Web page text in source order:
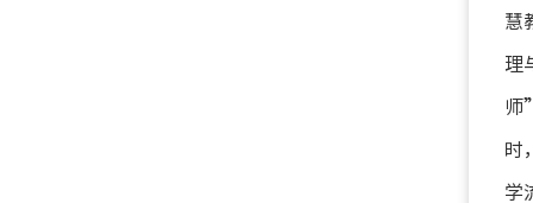
慧
理
师
时
学